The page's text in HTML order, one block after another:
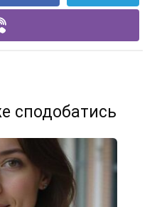
сподобатись